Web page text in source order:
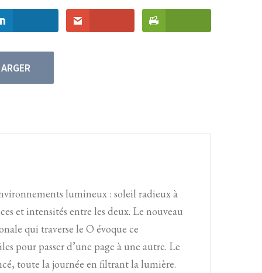
lumineux : soleil radieux à
et intensités entre les deux. Le nouveau
qui traverse le O évoque ce
pour passer d’une page à une autre. Le
toute la journée en filtrant la lumière.